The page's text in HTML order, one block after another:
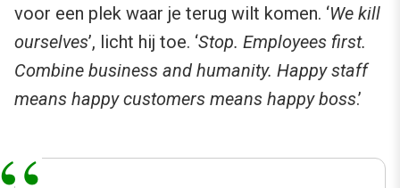
voor een plek waar je terug wilt komen. ‘We kill
ourselves’, licht hij toe. ‘Stop. Employees first.
Combine business and humanity. Happy staff
means happy customers means happy boss.’